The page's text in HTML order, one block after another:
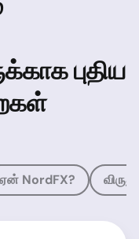
புதிய
ஏன் NordFX?